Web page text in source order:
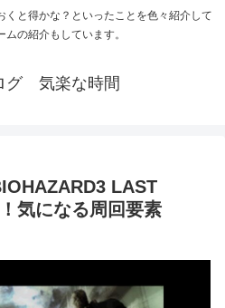
くと得かな？といったことを色々紹介して
ムの紹介もしています。
グ 気楽な時間
LAST
気になる周回要素